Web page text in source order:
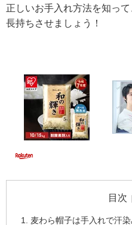
正しいお手入れ方法を知っ
長持ちさせましょう！
目次
麦わら帽子は手入れで汗染